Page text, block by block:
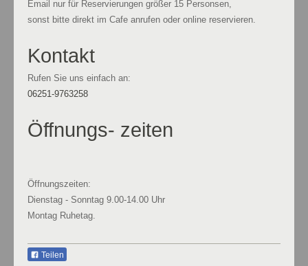
Email nur für Reservierungen größer 15 Personsen,
sonst bitte direkt im Cafe anrufen oder online reservieren.
Kontakt
Rufen Sie uns einfach an:
06251-9763258
Öffnungs- zeiten
Öffnungszeiten:
Dienstag - Sonntag 9.00-14.00 Uhr
Montag Ruhetag.
Teilen